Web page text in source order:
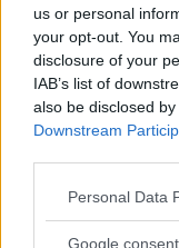
us or personal
your opt-out. You
disclosure of your
IAB’s list of
also be disclosed
Downstream
Please note that
not limited to your
Personal Data
Google